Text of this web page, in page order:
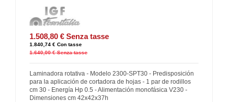
1.508,80 € Senza tasse
1.840,74 € Con tasse
1.640,00 € Senza tasse
Laminadora rotativa - Modelo 2300-SPT30 - Predisposición
para la aplicación de cortadora de hojas - 1 par de rodillos
cm 30 - Energía Hp 0.5 - Alimentación monofásica V230 -
Dimensiones cm 42x42x37h